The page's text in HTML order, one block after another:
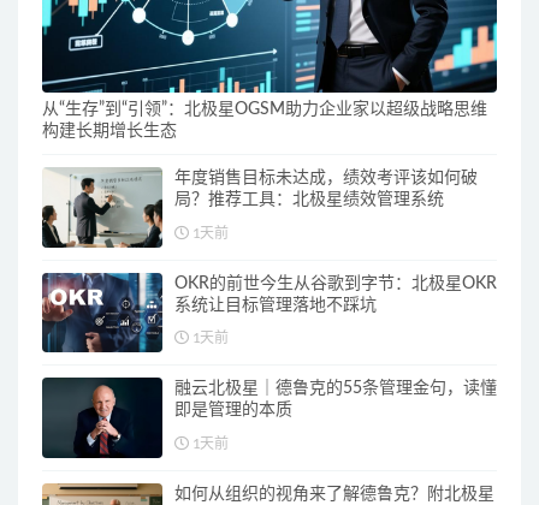
从“生存”到“引领”：北极星OGSM助力企业家以超级战略思维
构建长期增长生态
年度销售目标未达成，绩效考评该如何破
局？推荐工具：北极星绩效管理系统
1天前
OKR的前世今生从谷歌到字节：北极星OKR
系统让目标管理落地不踩坑
1天前
融云北极星｜德鲁克的55条管理金句，读懂
即是管理的本质
1天前
如何从组织的视角来了解德鲁克？附北极星